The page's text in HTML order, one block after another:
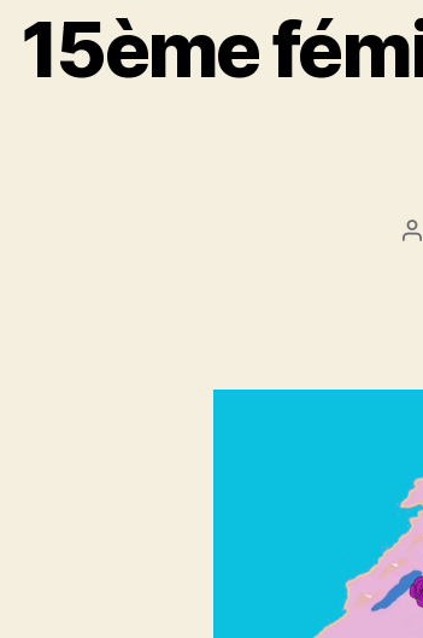
15ème